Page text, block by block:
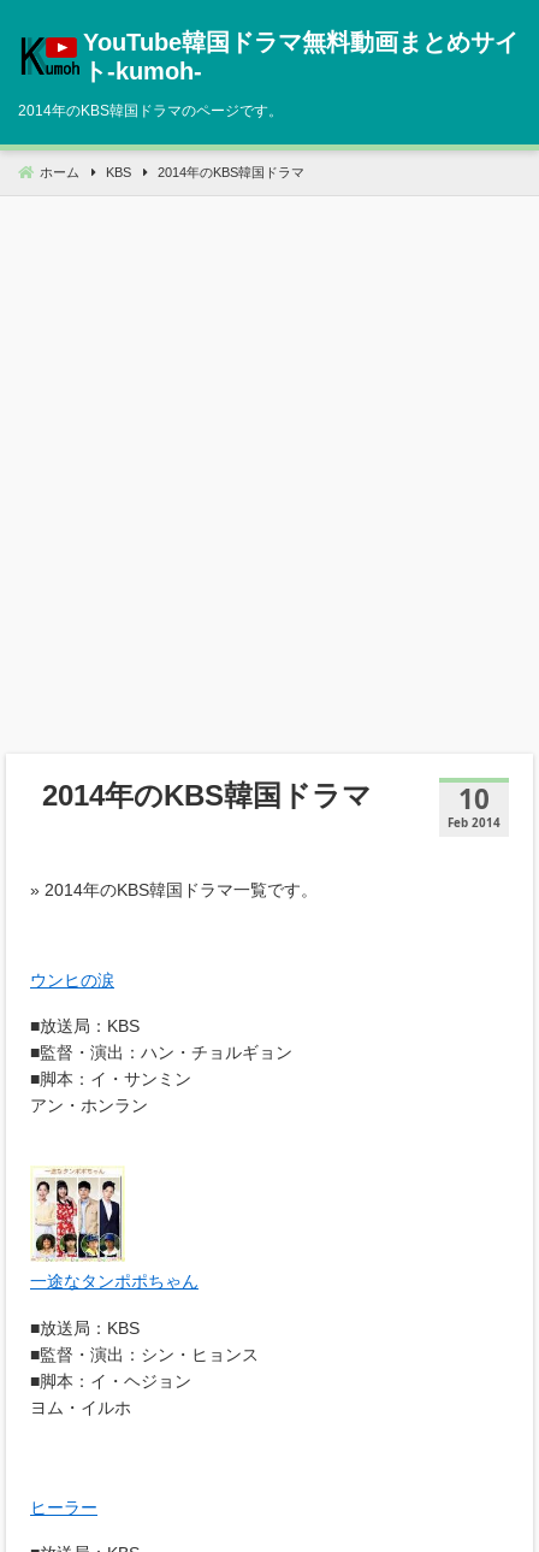
へ
動
YouTube韓国ドラマ無料動画まとめサイ
ト‐kumoh‐
2014年のKBS韓国ドラマのページです。
ホーム KBS 2014年のKBS韓国ドラマ
10
Feb 2014
2014年のKBS韓国ドラマ
» 2014年のKBS韓国ドラマ一覧です。
ウンヒの涙
■放送局：KBS
■監督・演出：ハン・チョルギョン
■脚本：イ・サンミン
アン・ホンラン
一途なタンポポちゃん
■放送局：KBS
■監督・演出：シン・ヒョンス
■脚本：イ・ヘジョン
ヨム・イルホ
ヒーラー